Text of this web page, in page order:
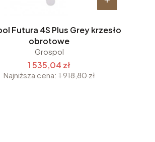
Futura 4S Plus Grey krzesło
obrotowe
Grospol
1 535,04 zł
Najniższa cena: 1 918,80 zł